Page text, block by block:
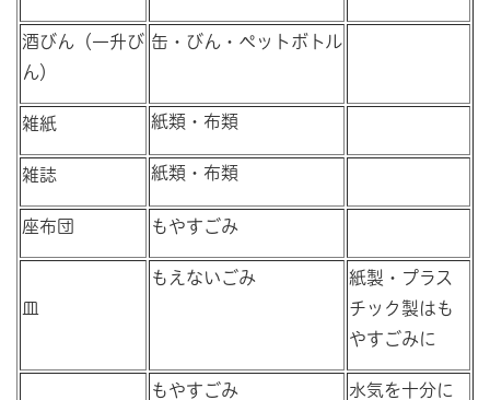
酒びん（一升び
ん）
缶・びん・ペットボトル
雑紙 紙類・布類
雑誌 紙類・布類
座布団 もやすごみ
皿
もえないごみ
紙製・プラス
チック製はも
やすごみに
もやすごみ
水気を十分に